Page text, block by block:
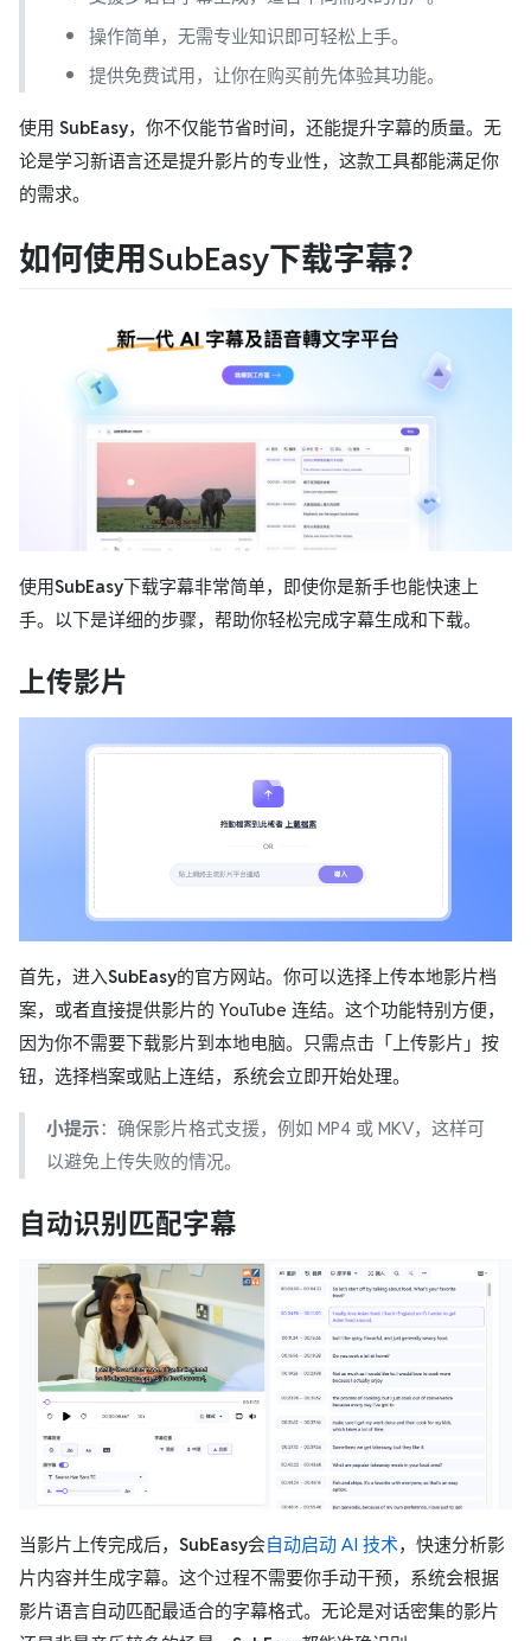
操作简单，无需专业知识即可轻松上手。
提供免费试用，让你在购买前先体验其功能。
使用 SubEasy，你不仅能节省时间，还能提升字幕的质量。无
论是学习新语言还是提升影片的专业性，这款工具都能满足你
的需求。
如何使用SubEasy下载字幕？
使用SubEasy下载字幕非常简单，即使你是新手也能快速上
手。以下是详细的步骤，帮助你轻松完成字幕生成和下载。
上传影片
首先，进入SubEasy的官方网站。你可以选择上传本地影片档
案，或者直接提供影片的 YouTube 连结。这个功能特别方便，
因为你不需要下载影片到本地电脑。只需点击「上传影片」按
钮，选择档案或贴上连结，系统会立即开始处理。
小提示：确保影片格式支援，例如 MP4 或 MKV，这样可
以避免上传失败的情况。
自动识别匹配字幕
当影片上传完成后， SubEasy会自动启动 AI 技术，快速分析影
片内容并生成字幕。这个过程不需要你手动干预，系统会根据
影片语言自动匹配最适合的字幕格式。无论是对话密集的影片